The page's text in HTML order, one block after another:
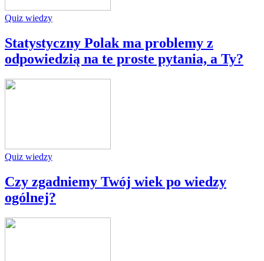
Quiz wiedzy
Statystyczny Polak ma problemy z
odpowiedzią na te proste pytania, a Ty?
Quiz wiedzy
Czy zgadniemy Twój wiek po wiedzy
ogólnej?